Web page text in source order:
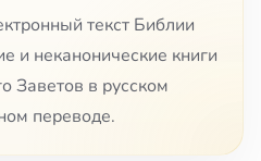
текст Библии
и неканонические книги
Заветов в русском
переводе.